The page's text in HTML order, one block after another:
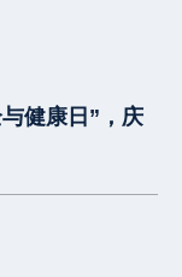
健康日”，庆